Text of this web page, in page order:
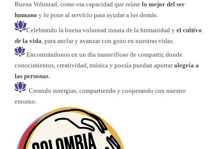
Buena Voluntad, como esa capacidad que reúne lo mejor del ser
humano y lo pone al servicio para ayudar a los demás.
Celebrando la buena voluntad innata de la humanidad y el cultivo
de la vida, para anclar y avanzar con gozo en nuestras vidas.
Encontrándonos en un día maravilloso de compartir, donde
conocimientos, creatividad, música y poesía puedan aportaralegría a
las personas.
Creando sinergias, compartiendo y cooperando con nuestro
entorno.